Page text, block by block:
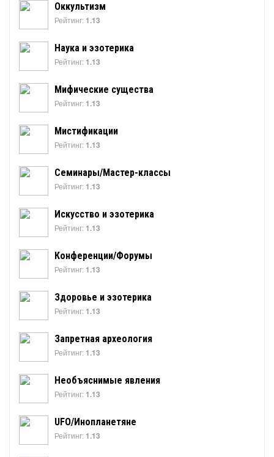
Оккультизм
Рейтинг: 1.13
Наука и эзотерика
Рейтинг: 1.13
Мифические существа
Рейтинг: 1.13
Мистификации
Рейтинг: 1.13
Семинары/Мастер-классы
Рейтинг: 1.13
Искусство и эзотерика
Рейтинг: 1.13
Конференции/Форумы
Рейтинг: 1.13
Здоровье и эзотерика
Рейтинг: 1.13
Запретная археология
Рейтинг: 1.13
Необъяснимые явления
Рейтинг: 1.13
UFO/Инопланетяне
Рейтинг: 1.13